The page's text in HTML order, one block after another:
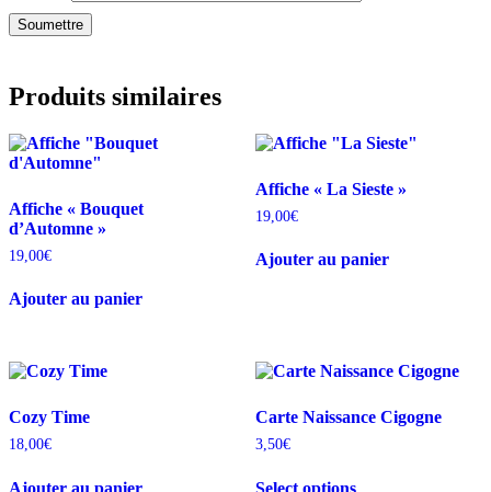
Produits similaires
Affiche « Bouquet
d’Automne »
19,00€
Ajouter au panier
Affiche « La Sieste »
19,00€
Ajouter au panier
Cozy Time
18,00€
Ajouter au panier
Carte Naissance Cigogne
3,50€
Select options